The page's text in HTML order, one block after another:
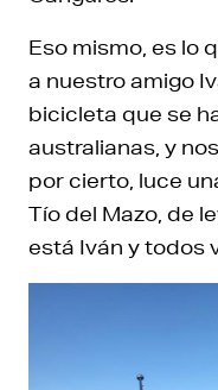
Eso mismo, es lo
a nuestro amigo
bicicleta que se
australianas, y
por cierto, luce
Tío del Mazo, de
está Iván y todos